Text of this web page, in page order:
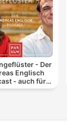
- Der
Englisch
- auch für